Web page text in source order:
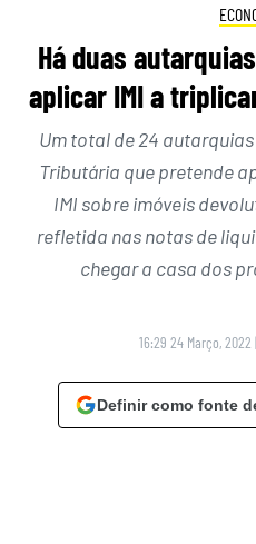
Há duas
aplicar IMI a
Um total de 24
Tributária que pretende
IMI sobre imóveis
refletida nas notas de
chegar a casa dos
16:29 24 Março, 2022 |
Definir como fonte